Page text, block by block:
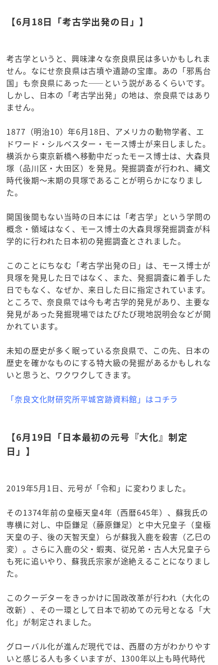
【6月18日「考古学出発の日」】
考古学というと、興味津々な奈良県民は多いかもしれま
せん。なにせ奈良県は古墳や遺跡の宝庫。あの「邪馬台
国」も奈良県にあった――という説があるくらいです。
しかし、日本の「考古学出発」の地は、奈良県ではあり
ません。
1877（明治10）年6月18日、アメリカの動物学者、エ
ドワード・シルベスター・モース博士が来日しました。
横浜から東京新橋へ移動中だったモース博士は、大森貝
塚（品川区・大田区）を発見。発掘調査が行われ、縄文
時代後期～末期の貝塚であることが明らかになりまし
た。
開国後間もない当時の日本には「考古学」という学問の
概念・領域はなく、モース博士の大森貝塚発掘調査が科
学的に行われた日本初の発掘調査とされました。
このことにちなむ「考古学出発の日」は、モース博士が
貝塚を発見した日ではなく、また、発掘調査に着手した
日でもなく、なぜか、来日した日に指定されています。
ところで、奈良県では今も考古学的発見があり、主要な
発見があった発掘現場ではたびたび現地説明会などが開
かれています。
未知の歴史が多く眠っている奈良県で、この先、日本の
歴史を確かなものにする特大級の発掘があるかもしれな
いと思うと、ワクワクしてきます。
「奈良文化財研究所平城宮跡資料館」はコチラ
【6月19日「日本最初の元号『大化』制定
日」】
2019年5月1日、元号が「令和」に変わりました。
その1374年前の皇極天皇4年（西暦645年）、蘇我氏の
専横に対し、中臣鎌足（藤原鎌足）と中大兄皇子（皇極
天皇の子、後の天智天皇）らが蘇我入鹿を殺害（乙巳の
変）。さらに入鹿の父・蝦夷、従兄弟・古人大兄皇子ら
も死に追いやり、蘇我氏宗家が途絶えることになりまし
た。
このクーデターをきっかけに国政改革が行われ（大化の
改新）、その一環として日本で初めての元号となる「大
化」が制定されました。
グローバル化が進んだ現代では、西暦の方がわかりやす
いと感じる人も多くいますが、1300年以上も時代時代